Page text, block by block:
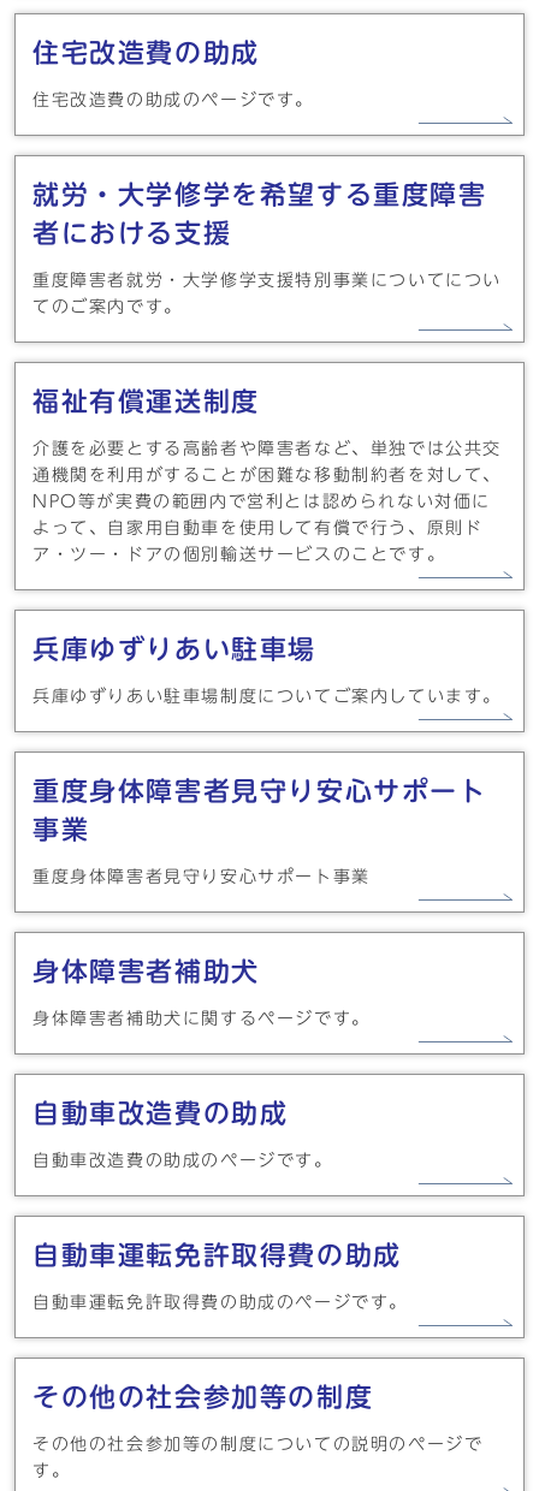
住宅改造費の助成
住宅改造費の助成のページです。
就労・大学修学を希望する重度障害
者における支援
重度障害者就労・大学修学支援特別事業についてについ
てのご案内です。
福祉有償運送制度
介護を必要とする高齢者や障害者など、単独では公共交
通機関を利用がすることが困難な移動制約者を対して、
NPO等が実費の範囲内で営利とは認められない対価に
よって、自家用自動車を使用して有償で行う、原則ド
ア・ツー・ドアの個別輸送サービスのことです。
兵庫ゆずりあい駐車場
兵庫ゆずりあい駐車場制度についてご案内しています。
重度身体障害者見守り安心サポート
事業
重度身体障害者見守り安心サポート事業
身体障害者補助犬
身体障害者補助犬に関するページです。
自動車改造費の助成
自動車改造費の助成のページです。
自動車運転免許取得費の助成
自動車運転免許取得費の助成のページです。
その他の社会参加等の制度
その他の社会参加等の制度についての説明のページで
す。